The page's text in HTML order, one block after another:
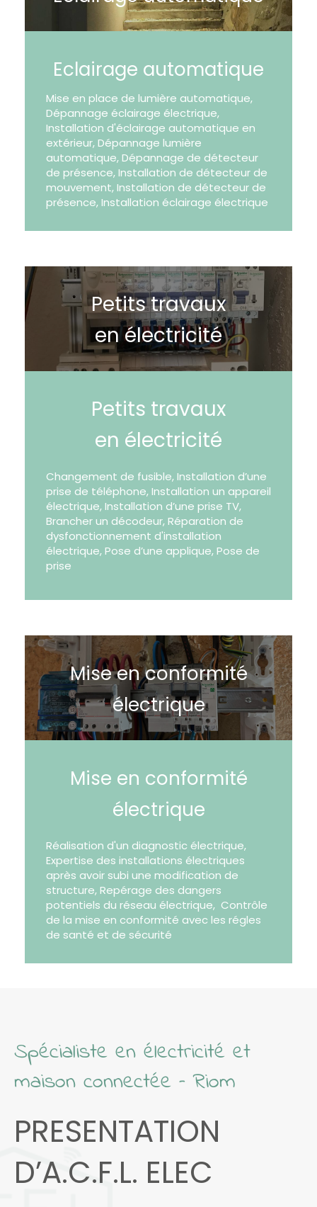
Eclairage automatique
Mise en place de lumière automatique,
Dépannage éclairage électrique,
Installation d'éclairage automatique en
extérieur, Dépannage lumière
automatique, Dépannage de détecteur
de présence, Installation de détecteur de
mouvement, Installation de détecteur de
présence, Installation éclairage électrique
Petits travaux
en électricité
Petits travaux
en électricité
Changement de fusible, Installation d’une
prise de téléphone, Installation un appareil
électrique, Installation d’une prise TV,
Brancher un décodeur, Réparation de
dysfonctionnement d'installation
électrique, Pose d’une applique, Pose de
prise
Mise en conformité
électrique
Mise en conformité
électrique
Réalisation d'un diagnostic électrique,
Expertise des installations électriques
après avoir subi une modification de
structure, Repérage des dangers
potentiels du réseau électrique, Contrôle
de la mise en conformité avec les régles
de santé et de sécurité
Spécialiste en électricité et
maison connectée – Riom
PRESENTATION
D’A.C.F.L. ELEC